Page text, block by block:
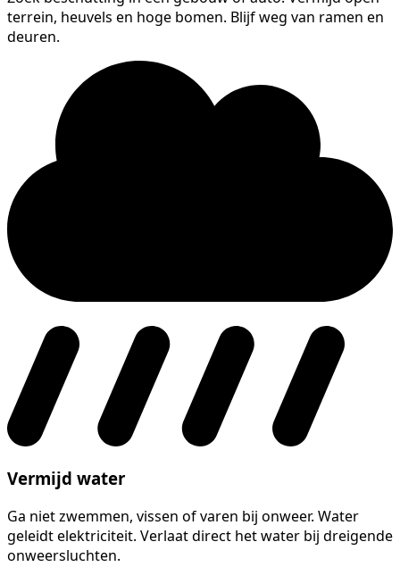
terrein, heuvels en hoge bomen. Blijf weg van ramen en
deuren.
Vermijd water
Ga niet zwemmen, vissen of varen bij onweer. Water
geleidt elektriciteit. Verlaat direct het water bij dreigende
onweersluchten.